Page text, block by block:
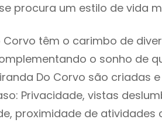
procura um estilo de vida
Corvo têm o carimbo de
o sonho de
Do Corvo são criadas
Privacidade, vistas
proximidade de atividades